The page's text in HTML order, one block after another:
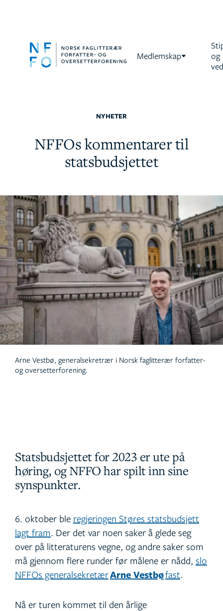
Medlemskap
og
NYHETER
NFFOs kommentarer til
statsbudsjettet
Arne Vestbø, generalsekretrær i Norsk faglitterær forfatter-
og oversetterforening.
Statsbudsjettet for 2023 er ute på
høring, og NFFO har spilt inn sine
synspunkter.
6. oktober ble regjeringen Støres statsbudsjett
lagt fram. Der det var noen saker å glede seg
over på litteraturens vegne, og andre saker som
må gjennom flere runder før målene er nådd, slo
NFFOs generalsekretærArne Vestbøfast.
Nå er turen kommet til den årlige